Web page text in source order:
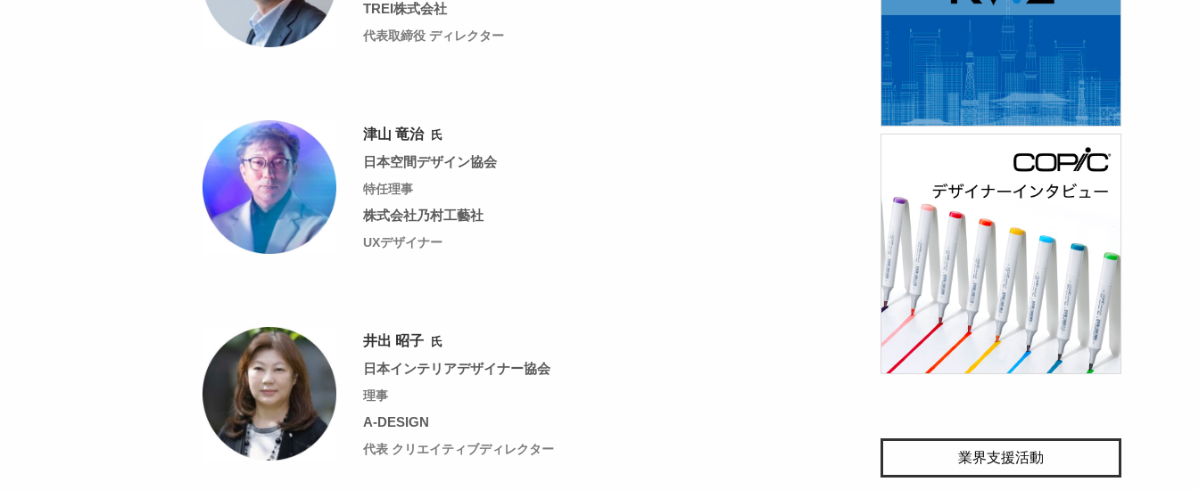
TREI株式会社
代表取締役 ディレクター
津山 竜治 氏
日本空間デザイン協会
特任理事
株式会社乃村工藝社
UXデザイナー
井出 昭子 氏
日本インテリアデザイナー協会
理事
A-DESIGN
代表 クリエイティブディレクター
業界支援活動